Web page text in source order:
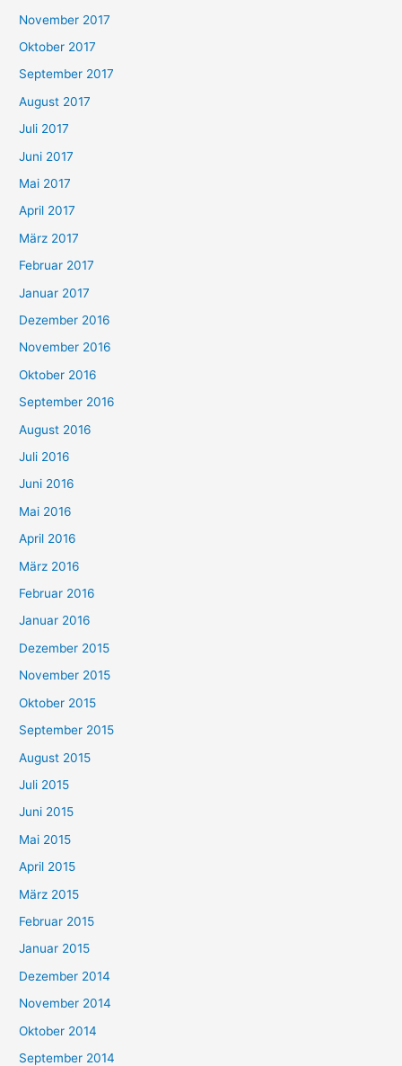
November 2017
Oktober 2017
September 2017
August 2017
Juli 2017
Juni 2017
Mai 2017
April 2017
März 2017
Februar 2017
Januar 2017
Dezember 2016
November 2016
Oktober 2016
September 2016
August 2016
Juli 2016
Juni 2016
Mai 2016
April 2016
März 2016
Februar 2016
Januar 2016
Dezember 2015
November 2015
Oktober 2015
September 2015
August 2015
Juli 2015
Juni 2015
Mai 2015
April 2015
März 2015
Februar 2015
Januar 2015
Dezember 2014
November 2014
Oktober 2014
September 2014